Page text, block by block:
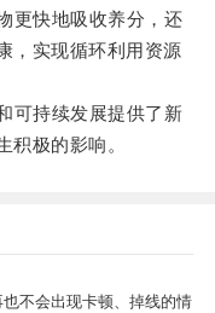
快地吸收养分，还
，实现循环利用资源
持续发展提供了新
积极的影响。
不会出现卡顿、掉线的情